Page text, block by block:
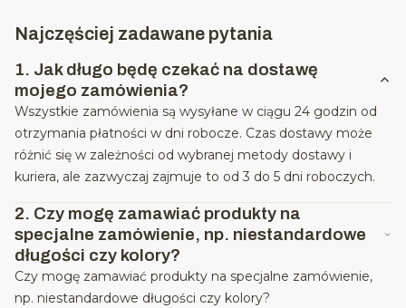
Najczęściej zadawane pytania
1. Jak długo będę czekać na dostawę
mojego zamówienia?
Wszystkie zamówienia są wysyłane w ciągu 24 godzin od
otrzymania płatności w dni robocze. Czas dostawy może
różnić się w zależności od wybranej metody dostawy i
kuriera, ale zazwyczaj zajmuje to od 3 do 5 dni roboczych.
2. Czy mogę zamawiać produkty na
specjalne zamówienie, np. niestandardowe
długości czy kolory?
Czy mogę zamawiać produkty na specjalne zamówienie,
np. niestandardowe długości czy kolory?